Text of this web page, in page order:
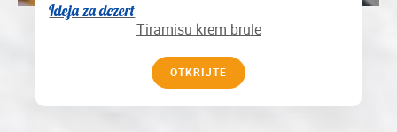
Ideja za dezert
Tiramisu krem brule
OTKRIJTE